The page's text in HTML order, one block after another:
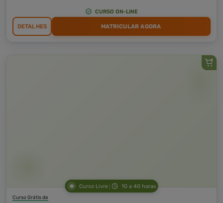
CURSO ON-LINE
DETALHES MATRICULAR AGORA
Curso Livre 10 a 40 horas
Curso Grátis de